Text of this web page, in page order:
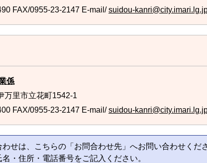
FAX/0955-23-2147 E-mail/suidou-
係
万里市立花町1542-1
FAX/0955-23-2147 E-mail/suidou-
せは、こちらの「お問合わせ先」へお問い合わせくだ
・住所・電話番号をご記入ください。